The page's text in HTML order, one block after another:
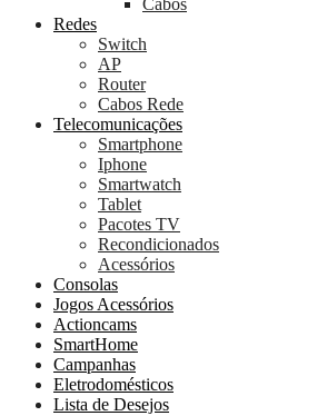
Cabos
Redes
Switch
AP
Router
Cabos Rede
Telecomunicações
Smartphone
Iphone
Smartwatch
Tablet
Pacotes TV
Recondicionados
Acessórios
Consolas
Jogos Acessórios
Actioncams
SmartHome
Campanhas
Eletrodomésticos
Lista de Desejos